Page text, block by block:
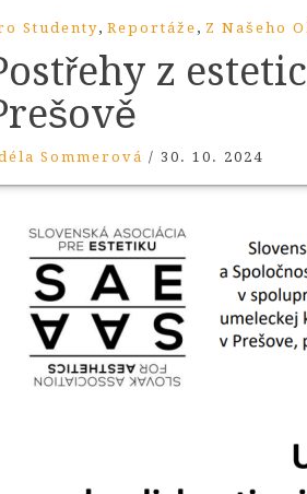
Studenty, Reportáže , Z Našeho
z
Sommerová / 30. 10. 2024